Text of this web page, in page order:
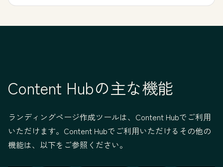
Content Hubの主な機能
ランディングページ作成ツールは、Content Hubでご利用
いただけます。Content Hubでご利用いただけるその他の
機能は、以下をご参照ください。